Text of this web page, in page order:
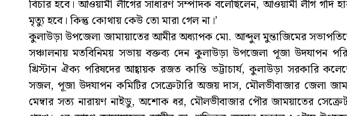
বিচার হবে। আওয়ামী লীগের সাধারণ সম্পাদক বলেছিলেন, আওয়ামী লীগ গদি
মৃত্যু হবে। কিন্তু কোথায় কেউ তো মারা গেল না।’
কুলাউড়া উপজেলা জামায়াতের আমীর অধ্যাপক মো. আব্দুল মুন্তাজিমের
সঞ্চালনায় মতবিনিময় সভায় বক্তব্য দেন কুলাউড়া উপজেলা পূজা উদযাপন
খ্রিস্টান ঐক্য পরিষদের আহ্বায়ক রজত কান্তি ভট্টাচার্য, কুলাউড়া সরকারি
সজল, পূজা উদযাপন কমিটির সেক্রেটারি অজয় দাস, মৌলভীবাজার জেলা
মেম্বার সত্য নারায়ণ নাইডু, অশোক ধর, মৌলভীবাজার পৌর জাময়াতের